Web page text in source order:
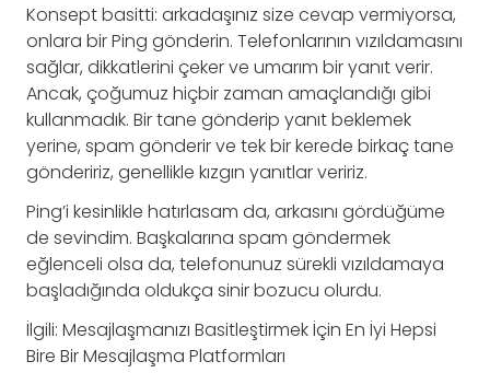
Konsept basitti: arkadaşınız size cevap vermiyorsa,
onlara bir Ping gönderin. Telefonlarının vızıldamasını
sağlar, dikkatlerini çeker ve umarım bir yanıt verir.
Ancak, çoğumuz hiçbir zaman amaçlandığı gibi
kullanmadık. Bir tane gönderip yanıt beklemek
yerine, spam gönderir ve tek bir kerede birkaç tane
göndeririz, genellikle kızgın yanıtlar veririz.
Ping’i kesinlikle hatırlasam da, arkasını gördüğüme
de sevindim. Başkalarına spam göndermek
eğlenceli olsa da, telefonunuz sürekli vızıldamaya
başladığında oldukça sinir bozucu olurdu.
İlgili: Mesajlaşmanızı Basitleştirmek İçin En İyi Hepsi
Bire Bir Mesajlaşma Platformları